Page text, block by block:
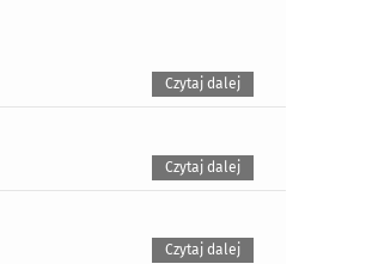
Czytaj dalej
Czytaj dalej
Czytaj dalej